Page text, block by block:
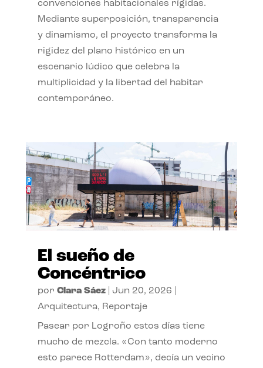
convenciones habitacionales rígidas.
Mediante superposición, transparencia
y dinamismo, el proyecto transforma la
rigidez del plano histórico en un
escenario lúdico que celebra la
multiplicidad y la libertad del habitar
contemporáneo.
El sueño de
Concéntrico
por Clara Sáez| Jun 20, 2026
Arquitectura, Reportaje
Pasear por Logroño estos días tiene
mucho de mezcla. «Con tanto moderno
esto parece Rotterdam», decía un vecino